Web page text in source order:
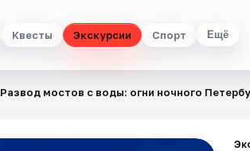
Квесты Экскурсии Спорт Ещё
Развод мостов с воды: огни ночного